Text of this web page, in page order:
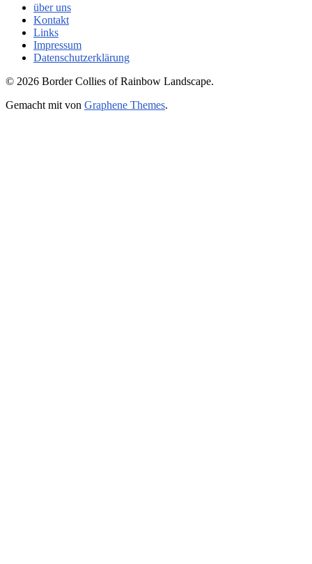
über uns
Kontakt
Links
Impressum
Datenschutzerklärung
© 2026 Border Collies of Rainbow Landscape.
Gemacht mit von Graphene Themes.